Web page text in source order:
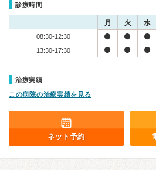
診療時間
月 火 水
08:30-12:30
13:30-17:30
治療実績
この病院の治療実績を見る
ネット予約